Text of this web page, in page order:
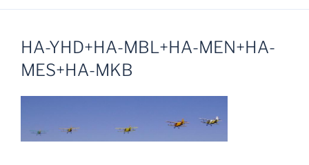
HA-YHD+HA-MBL+HA-MEN+HA-
MES+HA-MKB